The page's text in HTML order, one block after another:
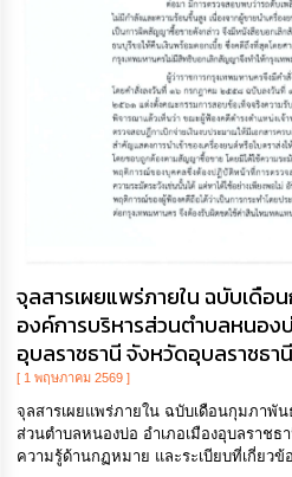
จุลสารเผยแพร่ภายใน ฉบับเดื
องค์การบริหารส่วนตำบลหนอง
อุบลราชธานี จังหวัดอุบลราชธานี
[ 1 พฤษภาคม 2569 ]
จุลสารเผยแพร่ภายใน ฉบับเดือนกุมภาพัน
ส่วนตำบลหนองบ่อ อำเภอเมืองอุบลราช
ความรู้ด้านกฏหมาย และระเบียบที่เกี่ยวข้